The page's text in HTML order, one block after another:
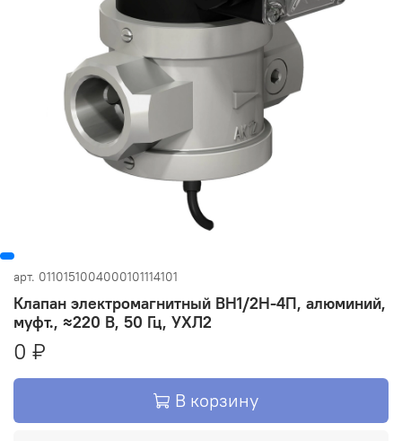
арт. 0110151004000101114101
Клапан электромагнитный ВН1/2Н-4П, алюминий,
муфт., ≈220 В, 50 Гц, УХЛ2
0 ₽
В корзину